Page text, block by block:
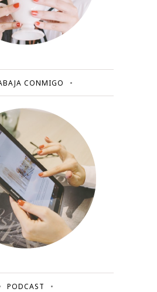
CONMIGO
PODCAST